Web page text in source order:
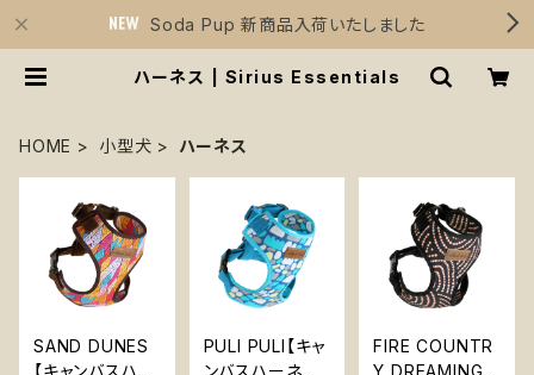
Soda Pup 新商品入荷いたしました
ハーネス | Sirius Essentials
HOME 小型犬 ハーネス
SAND DUNES
【キャンバスハー
PULI PULI【キャ
ンバスハーネス】
FIRE COUNTR
Y DREAMING